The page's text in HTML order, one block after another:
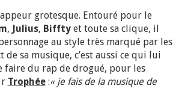
grotesque. Entouré pour le
, Julius, Bifftyet toute sa clique, il
au style très marqué par les
sa musique, c’est aussi ce qui lui
faire du rap de drogué, pour les
Trophée:« je fais de la musique de